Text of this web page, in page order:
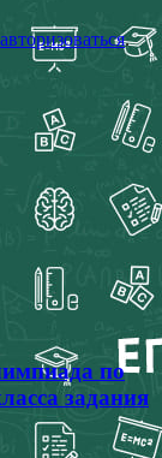
авторизоваться.
по
задания